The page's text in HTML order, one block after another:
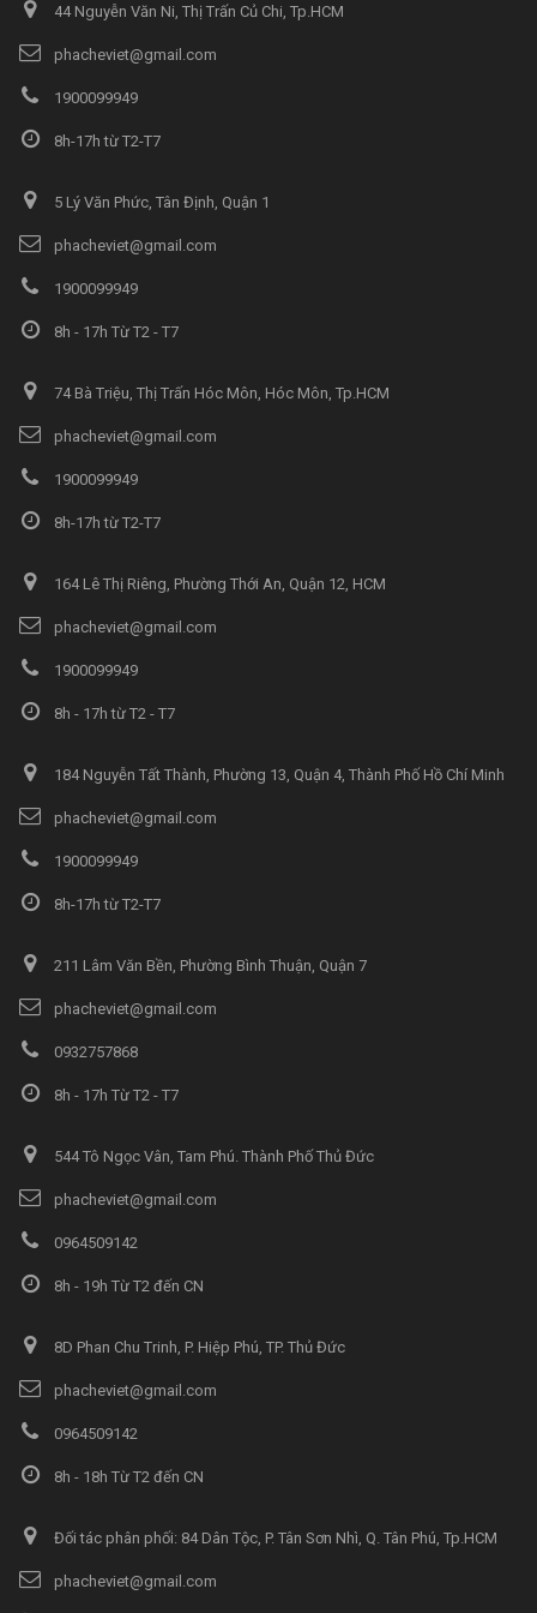
44 Nguyễn Văn Ni, Thị Trấn Củ Chi, Tp.HCM
phacheviet@gmail.com
1900099949
8h-17h từ T2-T7
5 Lý Văn Phức, Tân Định, Quận 1
phacheviet@gmail.com
1900099949
8h - 17h Từ T2 - T7
74 Bà Triệu, Thị Trấn Hóc Môn, Hóc Môn, Tp.HCM
phacheviet@gmail.com
1900099949
8h-17h từ T2-T7
164 Lê Thị Riêng, Phường Thới An, Quận 12, HCM
phacheviet@gmail.com
1900099949
8h - 17h từ T2 - T7
184 Nguyễn Tất Thành, Phường 13, Quận 4, Thành Phố Hồ Chí Minh
phacheviet@gmail.com
1900099949
8h-17h từ T2-T7
211 Lâm Văn Bền, Phường Bình Thuận, Quận 7
phacheviet@gmail.com
0932757868
8h - 17h Từ T2 - T7
544 Tô Ngọc Vân, Tam Phú. Thành Phố Thủ Đức
phacheviet@gmail.com
0964509142
8h - 19h Từ T2 đến CN
8D Phan Chu Trinh, P. Hiệp Phú, TP. Thủ Đức
phacheviet@gmail.com
0964509142
8h - 18h Từ T2 đến CN
Đối tác phân phối: 84 Dân Tộc, P. Tân Sơn Nhì, Q. Tân Phú, Tp.HCM
phacheviet@gmail.com